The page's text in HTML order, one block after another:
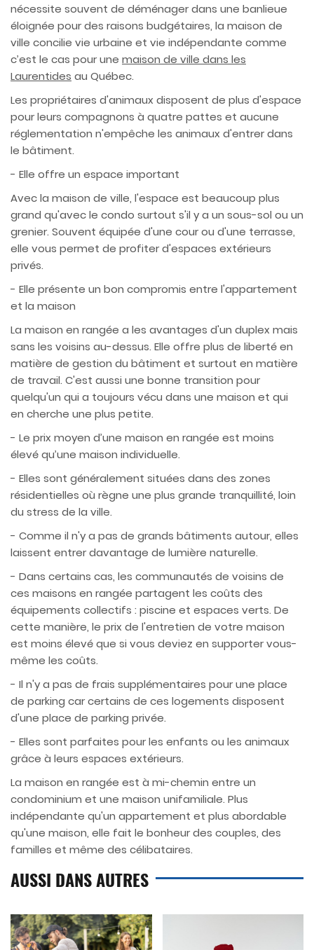
nécessite souvent de déménager dans une banlieue
éloignée pour des raisons budgétaires, la maison de
ville concilie vie urbaine et vie indépendante comme
c’est le cas pour une maison de ville dans les
Laurentides au Québec.
Les propriétaires d'animaux disposent de plus d'espace
pour leurs compagnons à quatre pattes et aucune
réglementation n'empêche les animaux d'entrer dans
le bâtiment.
- Elle offre un espace important
Avec la maison de ville, l'espace est beaucoup plus
grand qu'avec le condo surtout s'il y a un sous-sol ou un
grenier. Souvent équipée d'une cour ou d'une terrasse,
elle vous permet de profiter d'espaces extérieurs
privés.
- Elle présente un bon compromis entre l'appartement
et la maison
La maison en rangée a les avantages d'un duplex mais
sans les voisins au-dessus. Elle offre plus de liberté en
matière de gestion du bâtiment et surtout en matière
de travail. C'est aussi une bonne transition pour
quelqu'un qui a toujours vécu dans une maison et qui
en cherche une plus petite.
- Le prix moyen d’une maison en rangée est moins
élevé qu’une maison individuelle.
- Elles sont généralement situées dans des zones
résidentielles où règne une plus grande tranquillité, loin
du stress de la ville.
- Comme il n'y a pas de grands bâtiments autour, elles
laissent entrer davantage de lumière naturelle.
- Dans certains cas, les communautés de voisins de
ces maisons en rangée partagent les coûts des
équipements collectifs : piscine et espaces verts. De
cette manière, le prix de l'entretien de votre maison
est moins élevé que si vous deviez en supporter vous-
même les coûts.
- Il n'y a pas de frais supplémentaires pour une place
de parking car certains de ces logements disposent
d'une place de parking privée.
- Elles sont parfaites pour les enfants ou les animaux
grâce à leurs espaces extérieurs.
La maison en rangée est à mi-chemin entre un
condominium et une maison unifamiliale. Plus
indépendante qu'un appartement et plus abordable
qu'une maison, elle fait le bonheur des couples, des
familles et même des célibataires.
AUSSI DANS AUTRES